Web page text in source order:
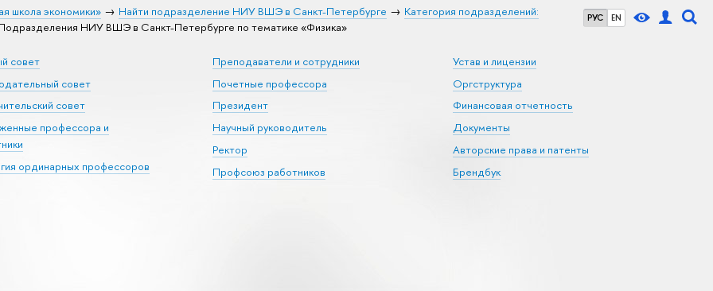
РУС EN
школа экономики» Найти подразделение НИУ ВШЭ в Санкт-Петербурге
Категория подразделений:
НИУ ВШЭ в Санкт-Петербурге по тематике «Физика»
совет
совет
совет
профессора и
ординарных профессоров
Преподаватели и сотрудники
Почетные профессора
Президент
Научный руководитель
Ректор
Профсоюз работников
Устав и лицензии
Оргструктура
Финансовая отчетность
Документы
Авторские права и патенты
Брендбук